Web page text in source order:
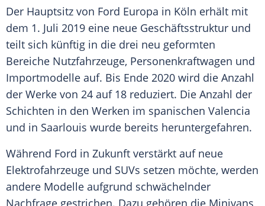
Der Hauptsitz von Ford Europa in Köln erhält mit
dem 1. Juli 2019 eine neue Geschäftsstruktur und
teilt sich künftig in die drei neu geformten
Bereiche Nutzfahrzeuge, Personenkraftwagen und
Importmodelle auf. Bis Ende 2020 wird die Anzahl
der Werke von 24 auf 18 reduziert. Die Anzahl der
Schichten in den Werken im spanischen Valencia
und in Saarlouis wurde bereits heruntergefahren.
Während Ford in Zukunft verstärkt auf neue
Elektrofahrzeuge und SUVs setzen möchte, werden
andere Modelle aufgrund schwächelnder